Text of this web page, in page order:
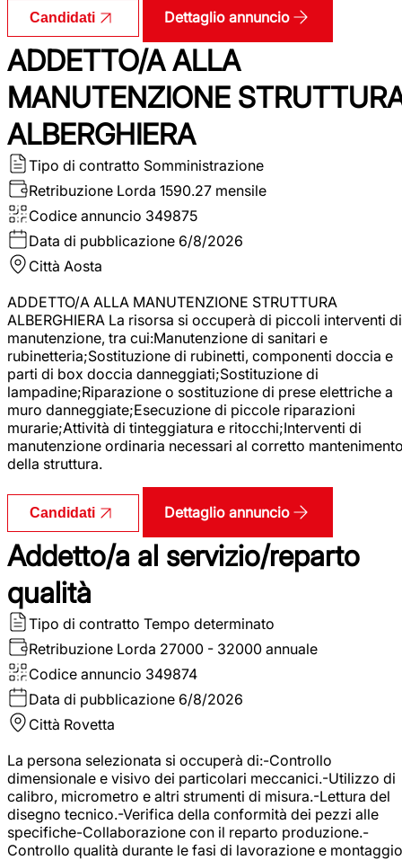
Candidati Dettaglio annuncio
ADDETTO/A ALLA
MANUTENZIONE
ALBERGHIERA
Tipo di contratto Somministrazione
Retribuzione Lorda 1590.27 mensile
Codice annuncio 349875
Data di pubblicazione 6/8/2026
Città Aosta
ADDETTO/A ALLA MANUTENZIONE STRUTTURA
ALBERGHIERA La risorsa si occuperà di piccoli interventi di
manutenzione, tra cui:Manutenzione di sanitari e
rubinetteria;Sostituzione di rubinetti, componenti doccia e
parti di box doccia danneggiati;Sostituzione di
lampadine;Riparazione o sostituzione di prese elettriche a
muro danneggiate;Esecuzione di piccole riparazioni
murarie;Attività di tinteggiatura e ritocchi;Interventi di
manutenzione ordinaria necessari al corretto
della struttura.
Candidati Dettaglio annuncio
Addetto/a al servizio/reparto
qualità
Tipo di contratto Tempo determinato
Retribuzione Lorda 27000 - 32000 annuale
Codice annuncio 349874
Data di pubblicazione 6/8/2026
Città Rovetta
La persona selezionata si occuperà di:-Controllo
dimensionale e visivo dei particolari meccanici.-Utilizzo di
calibro, micrometro e altri strumenti di misura.-Lettura del
disegno tecnico.-Verifica della conformità dei pezzi alle
specifiche-Collaborazione con il reparto produzione.-
Controllo qualità durante le fasi di lavorazione e